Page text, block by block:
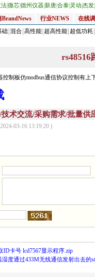
微芯德州仪器新唐合泰 灵动 杰发
BrandNews 行业NEWS 在线
础 混合 高性能 超高性能 超低功耗
rs48516
控制板仿modbus通信协议控制有
术交流/采购需求/批量供
03-16 13:19:20 )
ID卡号 lcd7567显示程序.zip
湿度通过433M无线通信发射出去的